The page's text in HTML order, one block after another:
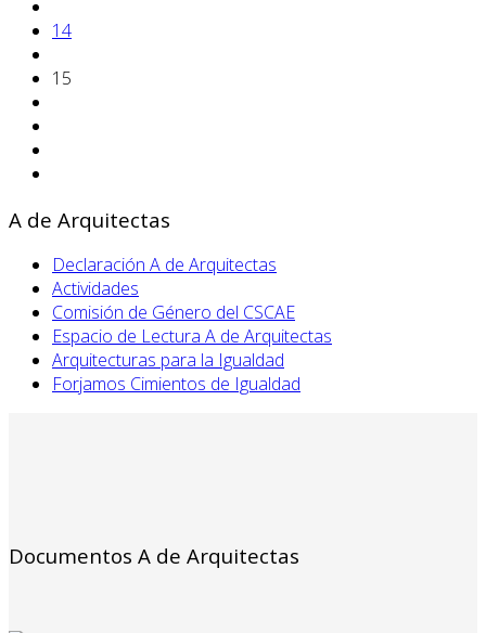
14
15
A de Arquitectas
Declaración A de Arquitectas
Actividades
Comisión de Género del CSCAE
Espacio de Lectura A de Arquitectas
Arquitecturas para la Igualdad
Forjamos Cimientos de Igualdad
Documentos A de Arquitectas